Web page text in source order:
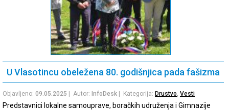
U Vlasotincu obeležena 80. godišnjica pada fašizma
Objavljeno: 09.05.2025 | Autor: InfoDesk | Kategorija: Drustvo, Vesti
Predstavnici lokalne samouprave, boračkih udruženja i Gimnazije